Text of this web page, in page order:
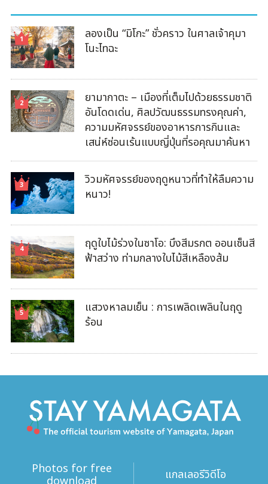
ลองเป็น “มิโกะ” ชั่วคราว ในศาลเจ้าคุมา
โนะไทฉะ
ยามากาตะ – เมืองที่เต็มไปด้วยธรรมชาติ
อันโดดเด่น, ศิลปวัฒนธรรมทรงคุณค่า,
ความมหัศจรรย์ของอาหารการกินและ
เสน่ห์ซ่อนเร้นแบบญี่ปุ่นที่รอคุณมาค้นหา
วิวมหัศจรรย์ของฤดูหนาวที่ทำให้ลืมความ
หนาว!
ฤดูใบไม้ร่วงในซาโอ: บึงสีมรกต ออนเซ็นสี
ฟ้าสว่าง ท่ามกลางใบไม้สีเหลืองส้ม
แสวงหาลมเย็น : การเพลิดเพลินในฤดู
ร้อน
Photos for free แกลเลอรีวิดีโอ